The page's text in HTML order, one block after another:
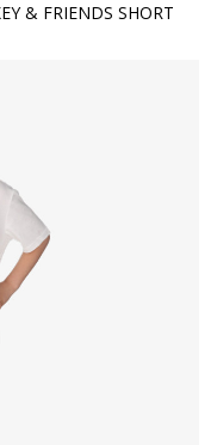
& FRIENDS SHORT